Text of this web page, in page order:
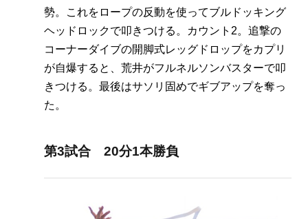
勢。これをロープの反動を使ってブルドッキング
ヘッドロックで叩きつける。カウント2。追撃の
コーナーダイブの開脚式レッグドロップをカプリ
が自爆すると、荒井がフルネルソンバスターで叩
きつける。最後はサソリ固めでギブアップを奪っ
た。
第3試合 20分1本勝負